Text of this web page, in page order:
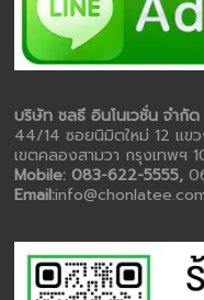
บริษัท ชลธี อินโนเวชั่น จำกัด
44/14 ซอยนิมิตใหม่ 12 แข
เขตคลองสามวา กรุงเทพฯ
Mobile: 083-622-5555,
Email: